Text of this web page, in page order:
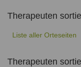
Therapeuten
Liste aller Orteseiten
Therapeuten